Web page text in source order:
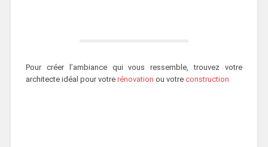
Pour créer l’ambiance qui vous ressemble, trouvez votre
architecte idéal pour votre rénovation ou votre construction